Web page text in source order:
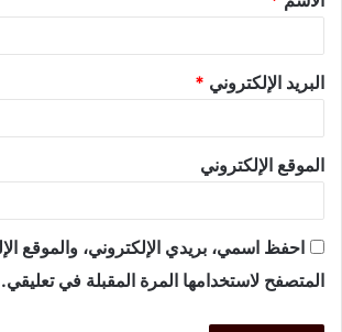
البريد الإلكتروني *
الموقع الإلكتروني
احفظ اسمي، بريدي الإلكتروني، والموقع
المتصفح لاستخدامها المرة المقبلة في تعليقي.